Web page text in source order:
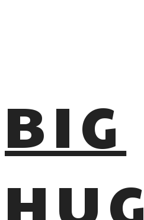
BIG
HUG